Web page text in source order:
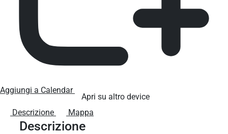
Aggiungi a Calendar
Apri su altro device
Descrizione
Mappa
Descrizione